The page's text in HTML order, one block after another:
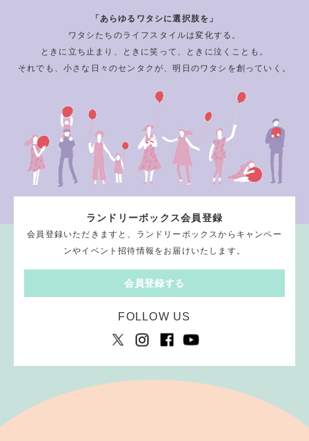
「あらゆるワタシに選択肢を」
ワタシたちのライフスタイルは変化する。
ときに立ち止まり、ときに笑って、ときに泣くことも。
それでも、小さな日々のセンタクが、明日のワタシを創っていく。
ランドリーボックス会員登録
会員登録いただきますと、ランドリーボックスからキャンペー
ンやイベント招待情報をお届けいたします。
会員登録する
FOLLOW US